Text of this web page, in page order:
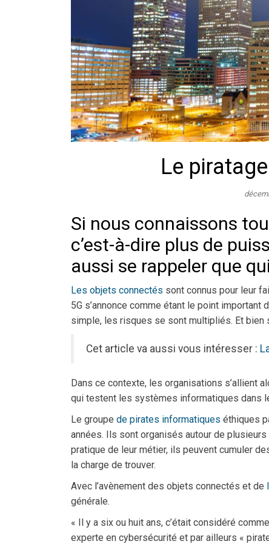
Le
Si nous connaissons
c’est-à-dire plus de
aussi se rappeler que
Les objets connectés sont connus pour leur
5G s’annonce comme étant le point
simple, les risques se sont multipliés. Et
Cet article va aussi vous intéresser :
Dans ce contexte, les organisations s’allient
qui testent les systèmes informatiques dans
Le groupe de pirates informatiques éthiques
années. Ils sont organisés autour de
pratique de leur métier, ils peuvent cumuler
la charge de trouver.
Avec l’avènement des objets connectés et de
générale.
« Il y a six ou huit ans, c’était considéré
experte en cybersécurité et par ailleurs «